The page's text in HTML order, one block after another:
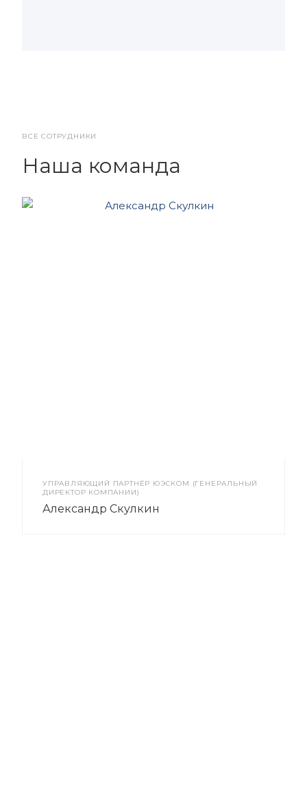
ВСЕ СОТРУДНИКИ
Наша команда
УПРАВЛЯЮЩИЙ ПАРТНЁР ЮЭСКОМ (ГЕНЕРАЛЬНЫЙ
ДИРЕКТОР КОМПАНИИ)
Александр Скулкин